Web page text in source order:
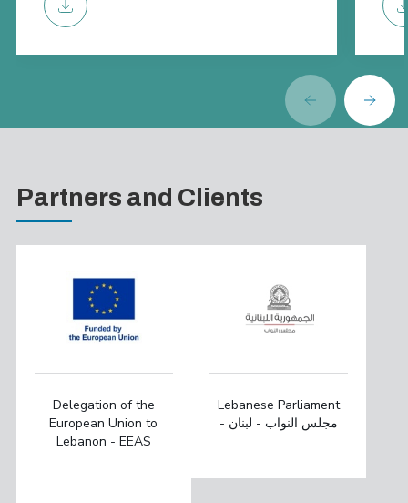
Partners and Clients
Delegation of the
European Union to
Lebanon - EEAS
Lebanese Parliament
- مجلس النواب - لبنان